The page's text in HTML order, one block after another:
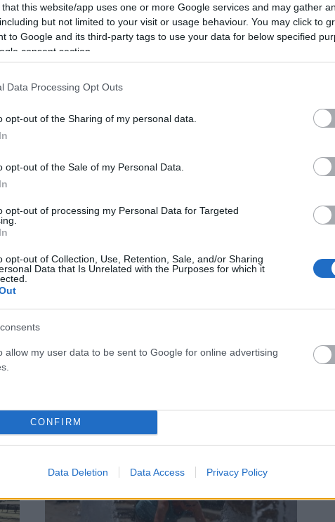
that this website/app uses one or more Google services and may gather
but not limited to your visit or usage behaviour. You may click to
to Google and its third-party tags to use your data for below specified
consent section.
Data Processing Opt Outs
opt-out of the Sharing of my personal data.
opt-out of the Sale of my Personal Data.
opt-out of processing my Personal Data for Targeted
opt-out of Collection, Use, Retention, Sale, and/or Sharing
Data that Is Unrelated with the Purposes for which it
allow my user data to be sent to Google for online advertising
CONFIRM
Data Deletion Data Access Privacy Policy
Τραμπ για κατάπαυση του πυρός
ΑΝΑΡΤΗΘΗΚΕ ΑΠΟΕΛΕΑΝΑ ΖΑΜΠΑΡΑ 20 ΝΟΕΜΒΡΊΟΥ 2024
Ραγδαίες είναι οι εξελίξεις στο μέτωπο της πολεμικής
Reuters, ο Βλαντιμίρ Πούτιν είναι…
ΑΝΑΡΤΗΘΗΚΕ ΑΠΟΕΛΕΑΝΑ ΖΑΜΠΑΡΑ 20 ΑΥΓΟΎΣΤΟΥ 2024
τμήμα του Λιβάνου, όπως μεταδίδει το…